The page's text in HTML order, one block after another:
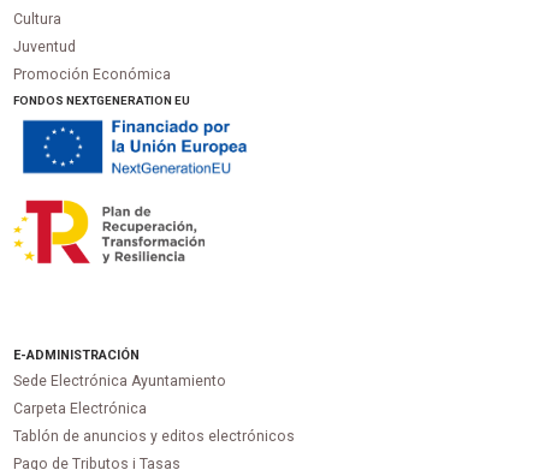
Cultura
Juventud
Promoción Económica
FONDOS NEXTGENERATION EU
E-ADMINISTRACIÓN
Sede Electrónica Ayuntamiento
Carpeta Electrónica
Tablón de anuncios y editos electrónicos
Pago de Tributos i Tasas